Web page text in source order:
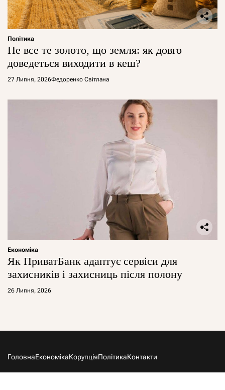
Політика
Не все те золото, що земля: як довго
доведеться виходити в кеш?
27 Липня, 2026Федоренко Світлана
Економіка
Як ПриватБанк адаптує сервіси для
захисників і захисниць після полону
26 Липня, 2026
ГоловнаЕкономікаКорупціяПолітикаКонтакти